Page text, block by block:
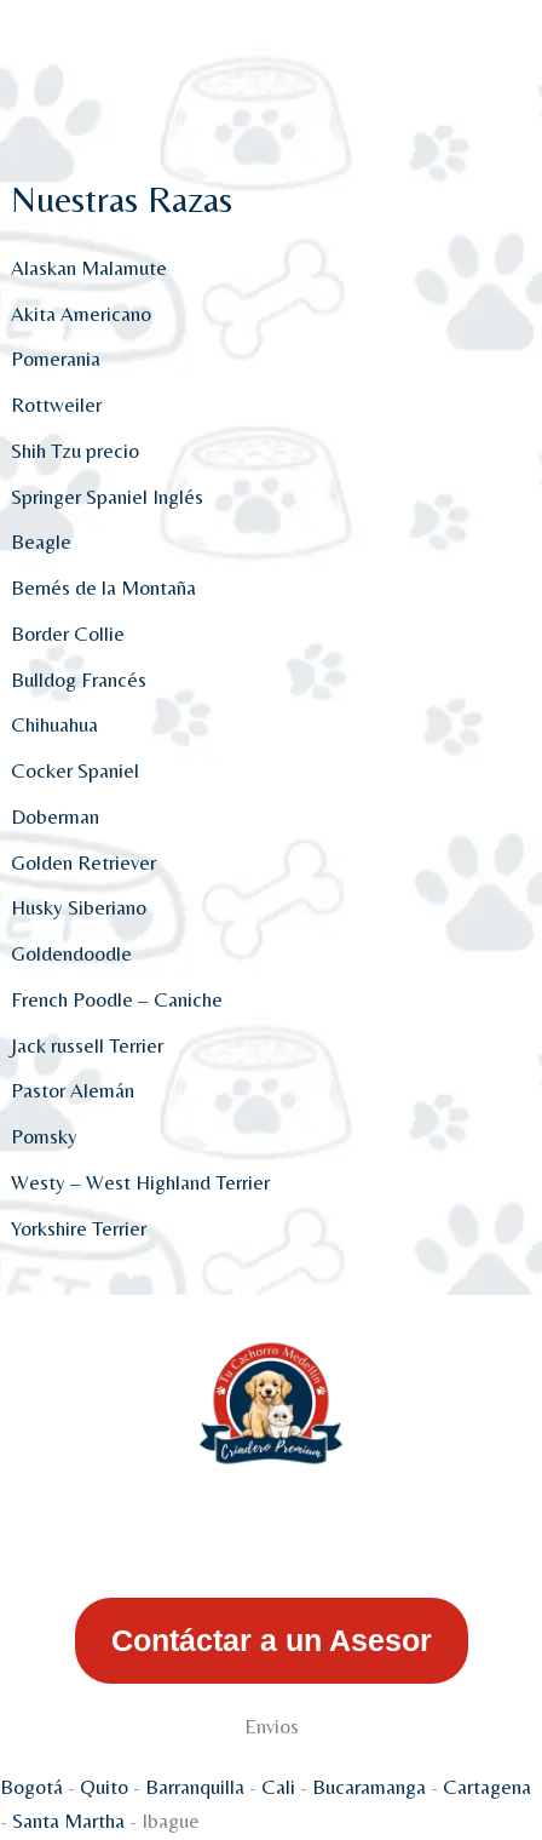
Nuestras Razas
Alaskan Malamute
Akita Americano
Pomerania
Rottweiler
Shih Tzu precio
Springer Spaniel Inglés
Beagle
Bernés de la Montaña
Border Collie
Bulldog Francés
Chihuahua
Cocker Spaniel
Doberman
Golden Retriever
Husky Siberiano
Goldendoodle
French Poodle – Caniche
Jack russell Terrier
Pastor Alemán
Pomsky
Westy – West Highland Terrier
Yorkshire Terrier
Contáctar a un Asesor
Envios
Bogotá - Quito - Barranquilla - Cali - Bucaramanga - Cartagena
- Santa Martha - Ibague